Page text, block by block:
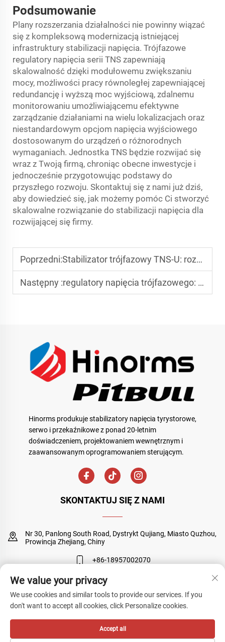
Podsumowanie
Plany rozszerzania działalności nie powinny wiązać
się z kompleksową modernizacją istniejącej
infrastruktury stabilizacji napięcia. Trójfazowe
regulatory napięcia serii TNS zapewniają
skalowalność dzięki modułowemu zwiększaniu
mocy, możliwości pracy równoległej zapewniającej
redundancję i wyższą moc wyjściową, zdalnemu
monitorowaniu umożliwiającemu efektywne
zarządzanie działaniami na wielu lokalizacjach oraz
niestandardowym opcjom napięcia wyjściowego
dostosowanym do urządzeń o różnorodnych
wymaganiach. Jednostka TNS będzie rozwijać się
wraz z Twoją firmą, chroniąc obecne inwestycje i
jednocześnie przygotowując podstawy do
przyszłego rozwoju. Skontaktuj się z nami już dziś,
aby dowiedzieć się, jak możemy pomóc Ci stworzyć
skalowalne rozwiązanie do stabilizacji napięcia dla
rozwijającej się firmy.
Poprzedni:Stabilizator trójfazowy TNS-U: rozwiązania odprowadzania ciepła i chłodzenia
Następny :regulatory napięcia trójfazowego: zastosowania przemysłowe wytłumaczone
Hinorms produkuje stabilizatory napięcia tyrystorowe,
serwo i przekaźnikowe z ponad 20-letnim
doświadczeniem, projektowaniem wewnętrznym i
zaawansowanym oprogramowaniem sterującym.
SKONTAKTUJ SIĘ Z NAMI
Nr 30, Panlong South Road, Dystrykt Qujiang, Miasto Quzhou,
Prowincja Zhejiang, Chiny
+86-18957002070
Grace@hinorms.com
Copyright © Quzhou Sanyuan Huineng Electronic Co., Ltd. Wszelkie
prawa zastrzeżone Polityka prywatności
We value your privacy
We use cookies and similar tools to provide our services. If you
don't want to accept all cookies, click Personalize cookies.
Accept all